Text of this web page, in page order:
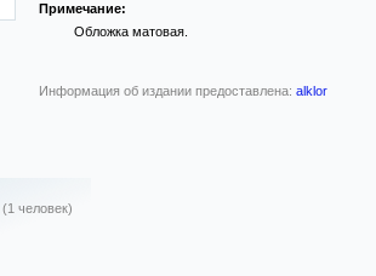
Примечание:
Обложка матовая.
Информация об издании предоставлена: alklor
(1 человек)